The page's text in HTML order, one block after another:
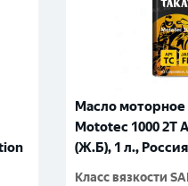
Масло моторное
MOTO 2T, 1л,
Класс вязкости SAE
Спецификация :